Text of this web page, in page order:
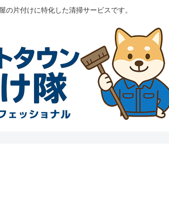
片付けに特化した清掃サービスです。